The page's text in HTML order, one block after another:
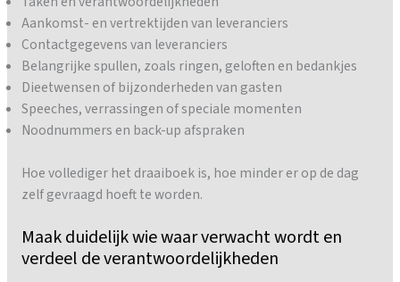
Aankomst- en vertrektijden van leveranciers
Contactgegevens van leveranciers
Belangrijke spullen, zoals ringen, geloften en bedankjes
Dieetwensen of bijzonderheden van gasten
Speeches, verrassingen of speciale momenten
Noodnummers en back-up afspraken
Hoe vollediger het draaiboek is, hoe minder er op de dag
zelf gevraagd hoeft te worden.
Maak duidelijk wie waar verwacht wordt en
verdeel de verantwoordelijkheden